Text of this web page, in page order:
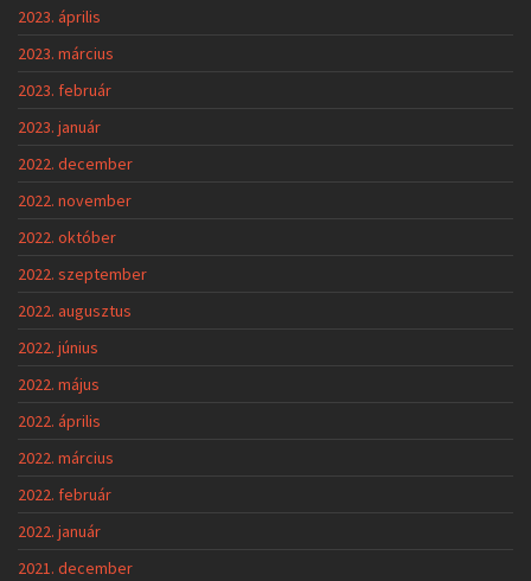
2023. április
2023. március
2023. február
2023. január
2022. december
2022. november
2022. október
2022. szeptember
2022. augusztus
2022. június
2022. május
2022. április
2022. március
2022. február
2022. január
2021. december